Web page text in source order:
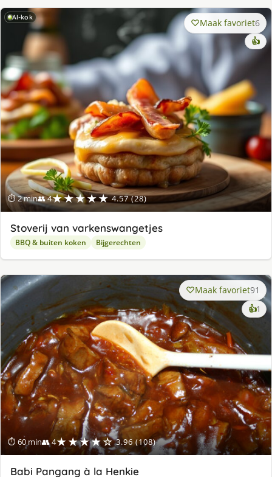
AI-kok
⏱ 2 min👥 4★★★★★ 4.57 (28)
Maak favoriet6
👍
Stoverij van varkenswangetjes
BBQ & buiten koken Bijgerechten
⏱ 60 min👥 4★★★★☆ 3.96 (108)
Maak favoriet91
👍1
Babi Pangang à la Henkie